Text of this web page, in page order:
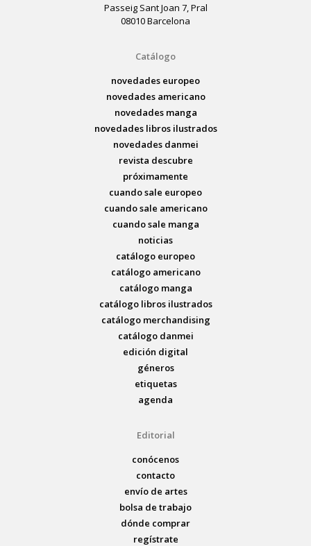
Passeig Sant Joan 7, Pral
08010 Barcelona
Catálogo
novedades europeo
novedades americano
novedades manga
novedades libros ilustrados
novedades danmei
revista descubre
próximamente
cuando sale europeo
cuando sale americano
cuando sale manga
noticias
catálogo europeo
catálogo americano
catálogo manga
catálogo libros ilustrados
catálogo merchandising
catálogo danmei
edición digital
géneros
etiquetas
agenda
Editorial
conócenos
contacto
envío de artes
bolsa de trabajo
dónde comprar
regístrate